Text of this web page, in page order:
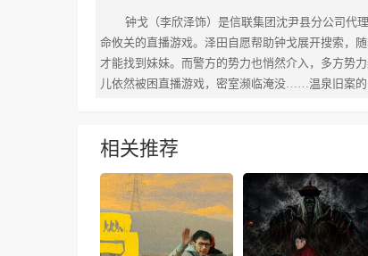
钟戈（李欣泽饰）是信联集团沈尹县分公司代
命攸关的直播游戏。泽田自愿帮助钟戈展开搜索，
才能找到妹妹。而警方的势力也悄然介入，多方势
儿依然被困直播游戏，密室濒临淹没……温泉旧案
相关推荐